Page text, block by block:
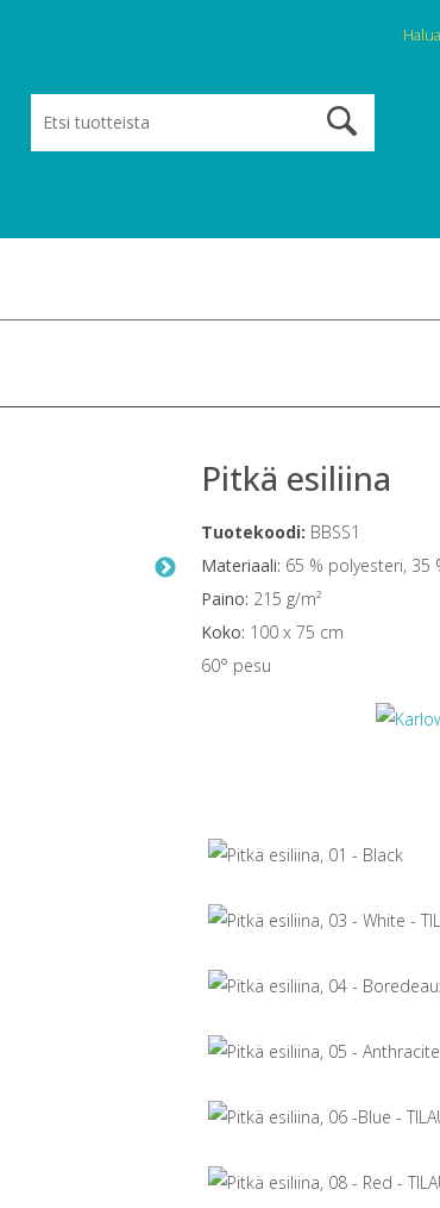
Pitkä esiliina
Tuotekoodi: BBSS1
Materiaali: 65 % polyesteri, 35
Paino: 215 g/m²
Koko: 100 x 75 cm
60° pesu